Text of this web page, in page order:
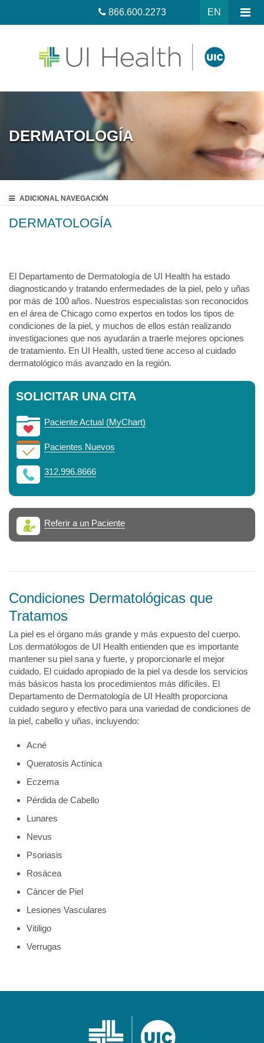
EN
866.600.2273
DERMATOLOGÍA
ADICIONAL NAVEGACIÓN
DERMATOLOGÍA
El Departamento de Dermatología de UI Health ha estado
diagnosticando y tratando enfermedades de la piel, pelo y uñas
por más de 100 años. Nuestros especialistas son reconocidos
en el área de Chicago como expertos en todos los tipos de
condiciones de la piel, y muchos de ellos están realizando
investigaciones que nos ayudarán a traerle mejores opciones
de tratamiento. En UI Health, usted tiene acceso al cuidado
dermatológico más avanzado en la región.
SOLICITAR UNA CITA
Paciente Actual (MyChart)
Pacientes Nuevos
312.996.8666
Referir a un Paciente
Condiciones Dermatológicas que
Tratamos
La piel es el órgano más grande y más expuesto del cuerpo.
Los dermatólogos de UI Health entienden que es importante
mantener su piel sana y fuerte, y proporcionarle el mejor
cuidado. El cuidado apropiado de la piel va desde los servicios
más básicos hasta los procedimientos más difíciles. El
Departamento de Dermatología de UI Health proporciona
cuidado seguro y efectivo para una variedad de condiciones de
la piel, cabello y uñas, incluyendo:
Acné
Queratosis Actínica
Eczema
Pérdida de Cabello
Lunares
Nevus
Psoriasis
Rosácea
Cáncer de Piel
Lesiones Vasculares
Vitiligo
Verrugas